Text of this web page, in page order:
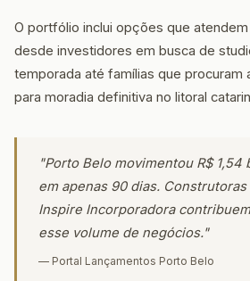
O portfólio inclui opções que
desde investidores em busca de
temporada até famílias que procuram
para moradia definitiva no litoral
"Porto Belo movimentou R$ 1,54
em apenas 90 dias.
Inspire Incorporadora
esse volume de negócios."
— Portal Lançamentos Porto Belo